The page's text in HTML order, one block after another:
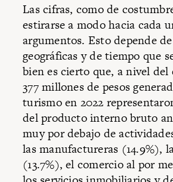
Las cifras, como de
estirarse a modo hacia cada
argumentos. Esto depende
geográficas y de tiempo que
bien es cierto que, a nivel del
377 millones de pesos
turismo en 2022
del producto interno bruto
muy por debajo de
las manufactureras (14.9%),
(13.7%), el comercio al por